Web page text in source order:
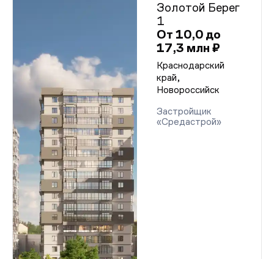
Золотой Берег
1
От 10,0 до
17,3 млн ₽
Краснодарский
край,
Новороссийск
Застройщик
«Средастрой»